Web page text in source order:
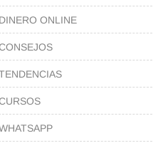
DINERO ONLINE